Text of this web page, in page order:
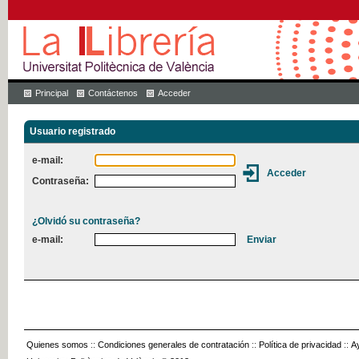
Principal Contáctenos Acceder
Usuario registrado
e-mail:
Contraseña:
¿Olvidó su contraseña?
e-mail:
Quienes somos :: Condiciones generales de contratación :: Política de privacidad ::